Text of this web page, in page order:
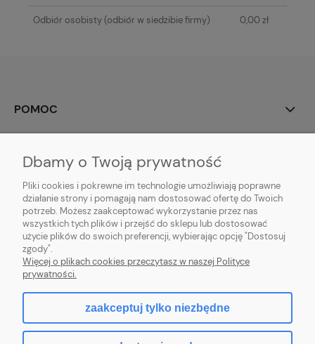
Odbiór osobisty(odbiór w siedzibie firmy) 0,00 zł
POMOC
PŁATNOŚCI I DOSTAWA
INFORMACJE
O NAS
Dbamy o Twoją prywatność
Pliki cookies i pokrewne im technologie umożliwiają poprawne
działanie strony i pomagają nam dostosować ofertę do Twoich
potrzeb. Możesz zaakceptować wykorzystanie przez nas
wszystkich tych plików i przejść do sklepu lub dostosować
użycie plików do swoich preferencji, wybierając opcję "Dostosuj
zgody".
Więcej o plikach cookies przeczytasz w naszej Polityce
prywatności.
zaakceptuj tylko niezbędne